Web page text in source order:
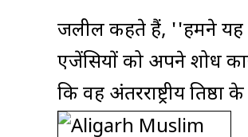
जलील कहते हैं, ''हमने यह भी
एजेंसियों को अपने शोध
कि वह अंतरराष्ट्रीय